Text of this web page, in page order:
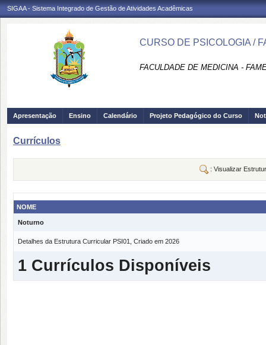
SIGAA - Sistema Integrado de Gestão de Atividades Acadêmicas
CURSO DE PSICOLOGIA /
FACULDADE DE MEDICINA -
Apresentação Ensino Calendário Projeto Pedagógico do Curso
Currículos
: Visualizar
NOME
Noturno
Detalhes da Estrutura Curricular PSI01, Criado em 2026
1 Currículos Disponíveis